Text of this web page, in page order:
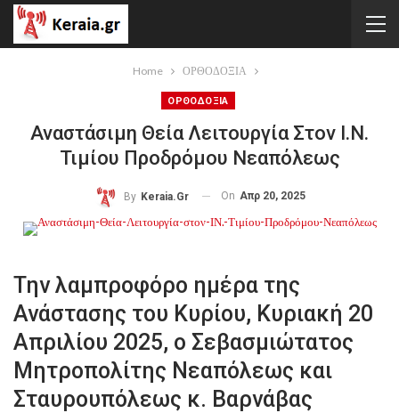
Home ΟΡΘΟΔΟΞΙΑ
ΟΡΘΟΔΟΞΙΑ
Αναστάσιμη Θεία Λειτουργία Στον Ι.Ν.
Τιμίου Προδρόμου Νεαπόλεως
By Keraia.gr On Απρ 20, 2025
Την λαμπροφόρο ημέρα της
Ανάστασης του Κυρίου, Κυριακή 20
Απριλίου 2025, ο Σεβασμιώτατος
Μητροπολίτης Νεαπόλεως και
Σταυρουπόλεως κ. Βαρνάβας